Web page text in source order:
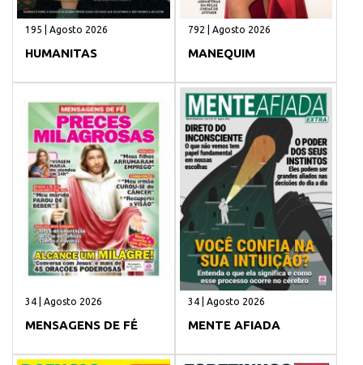
195 | Agosto 2026
HUMANITAS
792 | Agosto 2026
MANEQUIM
34 | Agosto 2026
MENSAGENS DE FÉ
34 | Agosto 2026
MENTE AFIADA